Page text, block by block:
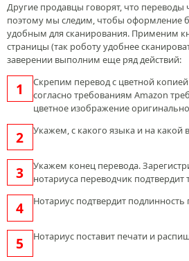
Другие продавцы говорят, что переводы
поэтому мы следим, чтобы оформление
удобным для сканирования. Применим
страницы (так роботу удобнее
заверении выполним еще ряд действий:
Скрепим перевод с цветной
согласно требованиям Amazon
цветное изображение
Укажем, с какого языка и на какой
Укажем конец перевода.
нотариуса переводчик подтвердит
Нотариус подтвердит
Нотариус поставит печати и